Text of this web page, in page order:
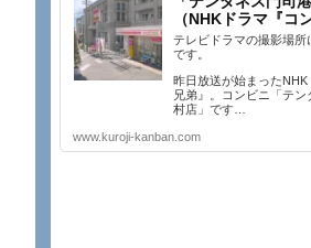
（NHKドラマ『コ
テレビドラマの撮影場所
です。
昨日放送が始まったNHK
兄弟』。コンビニ「テ
村店」です…
www.kuroji-kanban.com